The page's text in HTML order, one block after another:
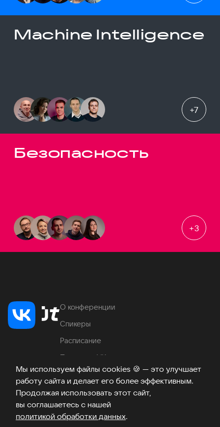
Мы используем файлы cookies 🍪 — это улучшает
работу сайта и делает его более эффективным.
Продолжая использовать этот сайт,
вы соглашаетесь с нашей
политикой обработки данных.
Machine Intelligence
+7
Безопасность
+3
О конференции
Спикеры
Расписание
Продукты VK
Место проведения
Часто задаваемые вопросы
ТелеграмВКонтакте
Хабр